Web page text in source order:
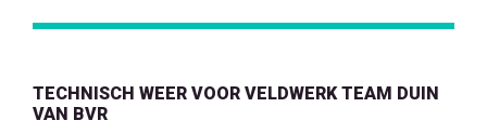
TECHNISCH WEER VOOR VELDWERK TEAM DUIN
VAN BVR